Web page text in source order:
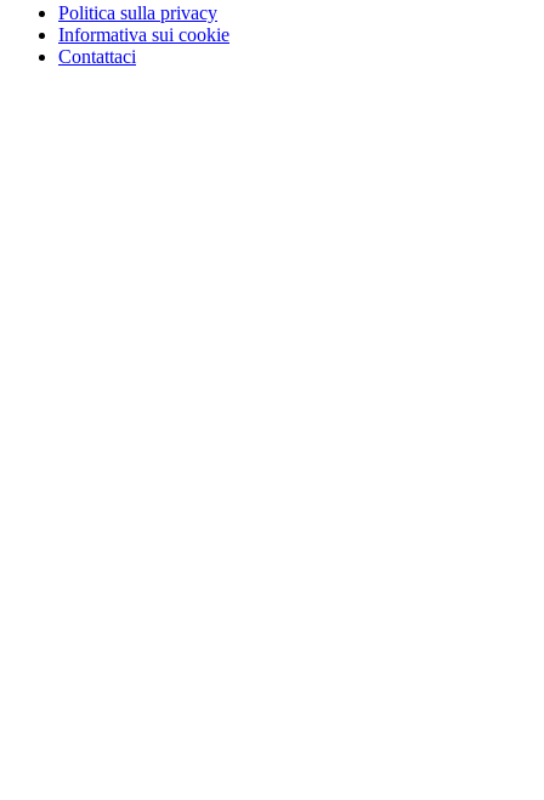
Politica sulla privacy
Informativa sui cookie
Contattaci